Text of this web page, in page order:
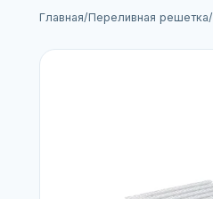
Главная/Переливная решетка/